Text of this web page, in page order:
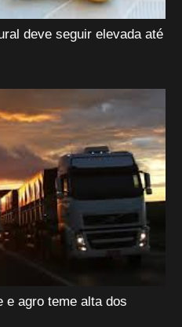
deve seguir elevada até
e agro teme alta dos